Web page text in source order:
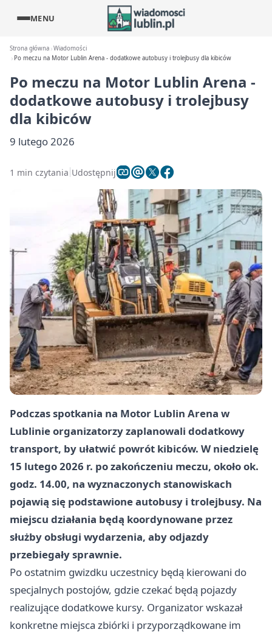
MENU
Strona główna Wiadomości
Po meczu na Motor Lublin Arena - dodatkowe autobusy i trolejbusy dla kibiców
Po meczu na Motor Lublin Arena -
dodatkowe autobusy i trolejbusy
dla kibiców
9 lutego 2026
1 min czytania Udostępnij
Podczas spotkania na Motor Lublin Arena w
Lublinie organizatorzy zaplanowali dodatkowy
transport, by ułatwić powrót kibiców. W niedzielę
15 lutego 2026 r. po zakończeniu meczu, okołook.
godz. 14.00, na wyznaczonych stanowiskach
pojawią się podstawione autobusy i trolejbusy. Na
miejscu działania będą koordynowane przez
służby obsługi wydarzenia, aby odjazdy
przebiegały sprawnie.
Po ostatnim gwizdku uczestnicy będą kierowani do
specjalnych postojów, gdzie czekać będą pojazdy
realizujące dodatkowe kursy. Organizator wskazał
konkretne miejsca zbiórki i przyporządkowane im